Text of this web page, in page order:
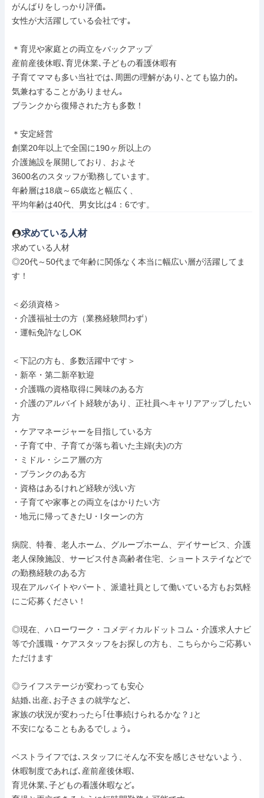
がんばりをしっかり評価｡
女性が大活躍している会社です｡
＊育児や家庭との両立をバックアップ
産前産後休暇､育児休業､子どもの看護休暇有
子育てママも多い当社では､周囲の理解があり､とても協力的｡
気兼ねすることがありません｡
ブランクから復帰された方も多数！
＊安定経営
創業20年以上で全国に190ヶ所以上の
介護施設を展開しており、およそ
3600名のスタッフが勤務しています。
年齢層は18歳～65歳迄と幅広く、
平均年齢は40代、男女比は4：6です。
求めている人材
求めている人材
◎20代～50代まで年齢に関係なく本当に幅広い層が活躍してま
す！
＜必須資格＞
・介護福祉士の方（業務経験問わず）
・運転免許なしOK
＜下記の方も、多数活躍中です＞
・新卒・第二新卒歓迎
・介護職の資格取得に興味のある方
・介護のアルバイト経験があり、正社員へキャリアアップしたい
方
・ケアマネージャーを目指している方
・子育て中、子育てが落ち着いた主婦(夫)の方
・ミドル・シニア層の方
・ブランクのある方
・資格はあるけれど経験が浅い方
・子育てや家事との両立をはかりたい方
・地元に帰ってきたU・Iターンの方
病院、特養、老人ホーム、グループホーム、デイサービス、介護
老人保険施設、サービス付き高齢者住宅、ショートステイなどで
の勤務経験のある方
現在アルバイトやパート、派遣社員として働いている方もお気軽
にご応募ください！
◎現在、ハローワーク・コメディカルドットコム・介護求人ナビ
等で介護職・ケアスタッフをお探しの方も、こちらからご応募い
ただけます
◎ライフステージが変わっても安心
結婚､出産､お子さまの就学など､
家族の状況が変わったら｢仕事続けられるかな？｣と
不安になることもあるでしょう｡
ベストライフでは､スタッフにそんな不安を感じさせないよう、
休暇制度であれば､産前産後休暇､
育児休業､子どもの看護休暇など｡